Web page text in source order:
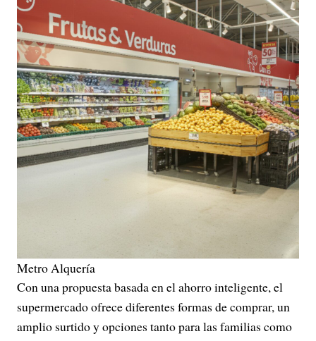
Metro Alquería
Con una propuesta basada en el ahorro inteligente, el
supermercado ofrece diferentes formas de comprar, un
amplio surtido y opciones tanto para las familias como